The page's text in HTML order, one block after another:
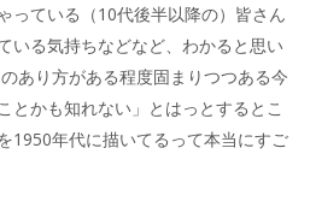
っている（10代後半以降の）皆さん
いる気持ちなどなど、わかると思い
あり方がある程度固まりつつある今
とかも知れない」とはっとするとこ
1950年代に描いてるって本当にすご